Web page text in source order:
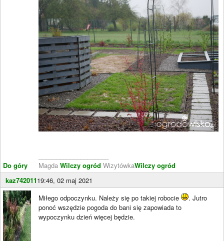
Do góry
Magda Wilczy ogród WizytówkaWilczy ogród
kaz74201119:46, 02 maj 2021
Miłego odpoczynku. Należy się po takiej robocie
. Jutro
ponoć wszędzie pogoda do bani się zapowiada to
wypoczynku dzień więcej będzie.